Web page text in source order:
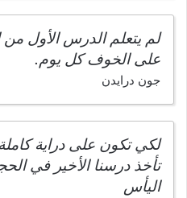
لم يتعلم الدرس الأول من
على الخوف كل يوم.
جون درايدن
لكي تكون على دراية
تأخذ درسنا الأخير في
اليأس